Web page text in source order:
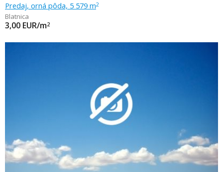
Predaj, orná pôda, 5 579 m2
Blatnica
3,00 EUR/m2